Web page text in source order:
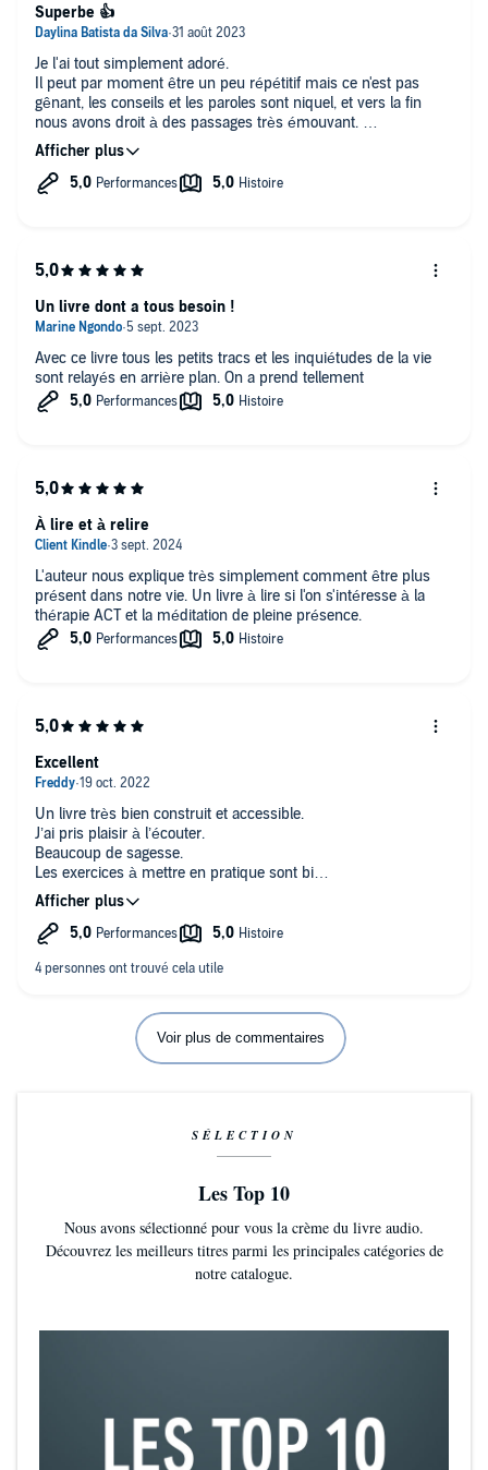
Je l'ai tout simplement adoré.
Il peut par moment être un peu répétitif mais ce n'est pas
gênant, les conseils et les paroles sont niquel, et vers la fin
nous avons droit à des passages très émouvant.
Lu en plus par Benoît Allemand était un énorme plus !
Superbe 👍
Avec ce livre tous les petits tracs et les inquiétudes de la vie
sont relayés en arrière plan. On a prend tellement
Un livre dont a tous besoin !
L'auteur nous explique très simplement comment être plus
présent dans notre vie. Un livre à lire si l'on s'intéresse à la
thérapie ACT et la méditation de pleine présence.
À lire et à relire
Un livre très bien construit et accessible.
J’ai pris plaisir à l’écouter.
Beaucoup de sagesse.
Les exercices à mettre en pratique sont bien
expliqué. J’ai hâte de les tester…
La narration est top
A lire et relire
🙏
Excellent
Voir plus de commentaires
SÉLECTION
Les Top 10
Nous avons sélectionné pour vous la crème du livre audio.
Découvrez les meilleurs titres parmi les principales catégories de
notre catalogue.